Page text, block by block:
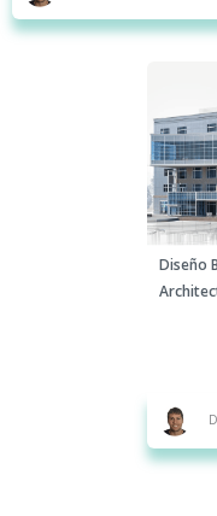
Diseño